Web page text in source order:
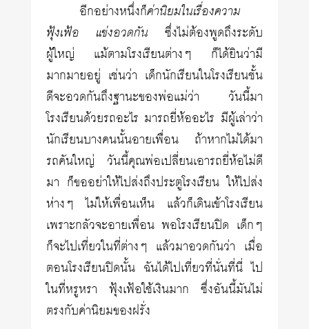
อีกอย่างหนึ่งก็ค่านิยมในเรื่องความ
ฟุ้งเฟ้อ แข่งอวดกัน ซึ่งไม่ต้องพูดถึงระดับ
ผู้ใหญ่ แม้ตามโรงเรียนต่างๆ ก็ได้ยินว่ามี
มากมายอยู่ เช่นว่า เด็กนักเรียนในโรงเรียนชั้น
ดีจะอวดกันถึงฐานะของพ่อแม่ว่า วันนี้มา
โรงเรียนด้วยรถอะไร มารถยี่ห้ออะไร มีผู้เล่าว่า
นักเรียนบางคนนั้นอายเพื่อน ถ้าหากไม่ได้มา
รถคันใหญ่ วันนี้คุณพ่อเปลี่ยนเอารถยี่ห้อไม่ดี
มา ก็ขออย่าให้ไปส่งถึงประตูโรงเรียน ให้ไปส่ง
ห่างๆ ไม่ให้เพื่อนเห็น แล้วก็เดินเข้าโรงเรียน
เพราะกลัวจะอายเพื่อน พอโรงเรียนปิด เด็กๆ
ก็จะไปเที่ยวในที่ต่างๆ แล้วมาอวดกันว่า เมื่อ
ตอนโรงเรียนปิดนั้น ฉันได้ไปเที่ยวที่นั่นที่นี่ ไป
ในที่หรูหรา ฟุ้งเฟ้อใช้เงินมาก ซึ่งอันนี้มันไม่
ตรงกับค่านิยมของฝรั่ง